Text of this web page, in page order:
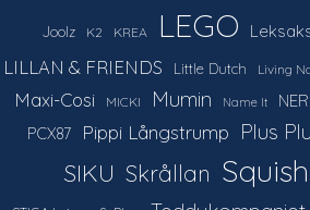
Joolz K2 KREA LEGO
LILLAN & FRIENDS Little Dutch Living
Maxi-Cosi
MICKI Mumin Name It
PCX87 Pippi Långstrump Plus
SIKU Skrållan